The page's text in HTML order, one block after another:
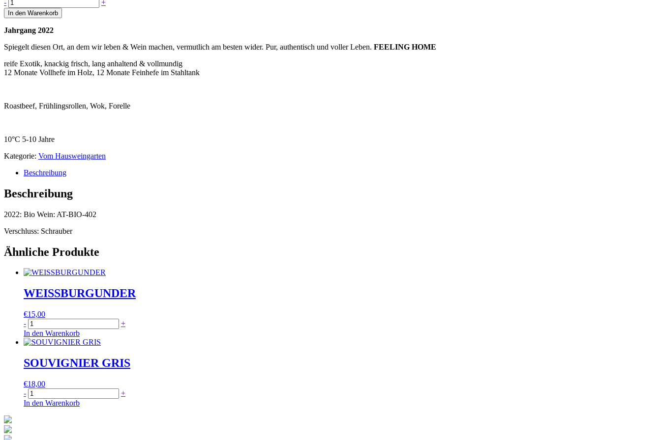
-
BLANC
Menge
+
In den Warenkorb
Jahrgang 2022
Spiegelt diesen Ort, an dem wir leben & Wein machen, vermutlich am besten wider. Pur, authentisch und voller Leben. FEELING HOME
reife Exotik, knackig frisch, lang anhaltend & vollmundig
12 Monate Vollhefe im Holz, 12 Monate Feinhefe im Stahltank
Roastbeef, Frühlingsrollen, Wok, Forelle
10°C 5-10 Jahre
Kategorie: Vom Hausweingarten
Beschreibung
Beschreibung
2022: Bio Wein: AT-BIO-402
Verschluss: Schrauber
Ähnliche Produkte
WEISSBURGUNDER
€15,00
- WEISSBURGUNDER
Menge
+
In den Warenkorb
SOUVIGNIER GRIS
€18,00
- SOUVIGNIER
GRIS
+
In den Warenkorb